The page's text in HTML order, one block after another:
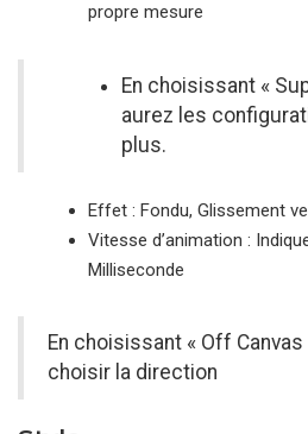
propre mesure
En choisissant «
aurez les
plus.
Effet : Fondu, Glissement
Vitesse d’animation :
Milliseconde
En choisissant « Off
choisir la direction